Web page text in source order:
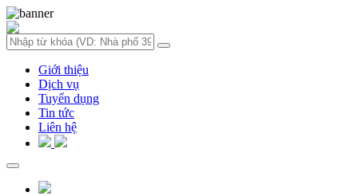
Giới thiệu
Dịch vụ
Tuyển dụng
Tin tức
Liên hệ